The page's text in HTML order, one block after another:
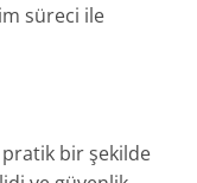
süreci ile
pratik bir şekilde